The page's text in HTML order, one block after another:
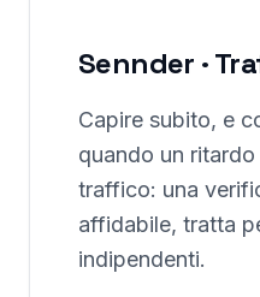
Sennder ·
Capire subito, e
quando un
traffico: una
affidabile, tratta
indipendenti.